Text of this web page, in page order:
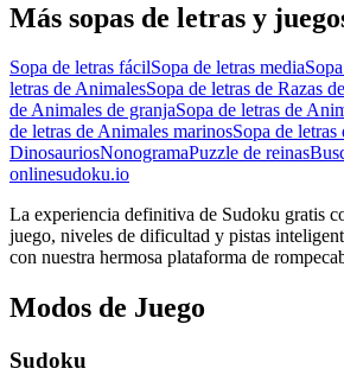
Más sopas de letras y
Sopa de letras fácilSopa de letras media
letras de AnimalesSopa de letras de Razas
de Animales de granjaSopa de letras de
de letras de Animales marinosSopa de letras
DinosauriosNonogramaPuzzle de reinas
onlinesudoku.io
La experiencia definitiva de Sudoku gratis
juego, niveles de dificultad y pistas
con nuestra hermosa plataforma de
Modos de Juego
Sudoku